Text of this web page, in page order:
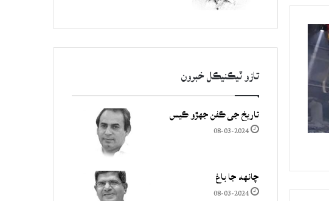
تازو ٽيڪنيڪل خبرون
تاريخ جي ڪفن جھڙو ڪيس
08-03-2024
چانهه جا باغ
08-03-2024